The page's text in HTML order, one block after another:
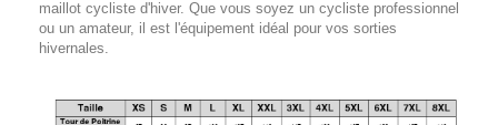
maillot cycliste d'hiver. Que vous soyez un cycliste professionnel
ou un amateur, il est l'équipement idéal pour vos sorties
hivernales.